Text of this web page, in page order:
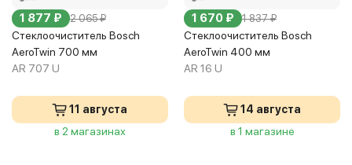
1 877 ₽ 2 065 ₽
Стеклоочиститель Bosch
AeroTwin 700 мм
AR 707 U
11 августа
в 2 магазинах
1 670 ₽ 1 837 ₽
Стеклоочиститель Bosch
AeroTwin 400 мм
AR 16 U
14 августа
в 1 магазине